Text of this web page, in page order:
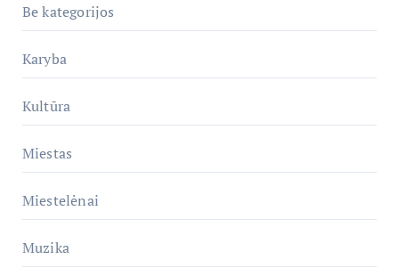
Be kategorijos
Karyba
Kultūra
Miestas
Miestelėnai
Muzika